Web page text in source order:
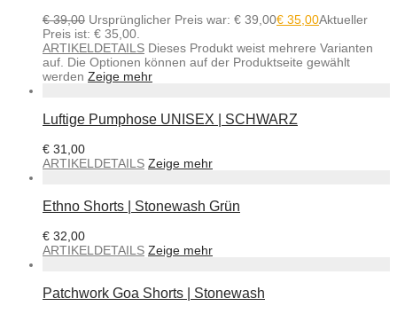
€39,00 Ursprünglicher Preis war: € 39,00€ 35,00Aktueller
Preis ist: € 35,00.
ARTIKELDETAILS Dieses Produkt weist mehrere Varianten
auf. Die Optionen können auf der Produktseite gewählt
werden Zeige mehr
Luftige Pumphose UNISEX | SCHWARZ
€ 31,00
ARTIKELDETAILS Zeige mehr
Ethno Shorts | Stonewash Grün
€ 32,00
ARTIKELDETAILS Zeige mehr
Patchwork Goa Shorts | Stonewash